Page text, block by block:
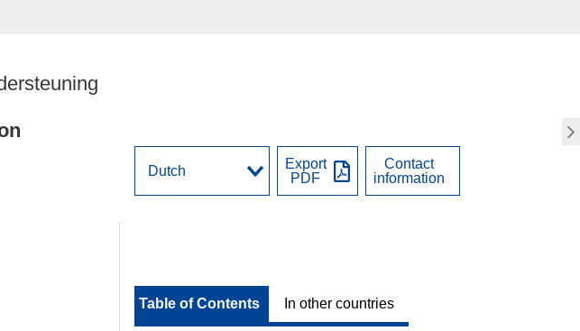
Export
PDF
Contact
information
Table of Contents In other countries